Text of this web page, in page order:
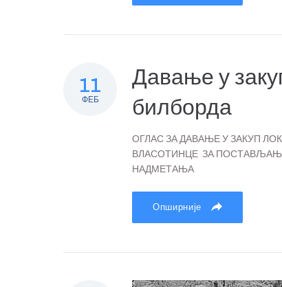
11
ФЕБ
Давање у
билборда
ОГЛАС ЗА ДАВАЊЕ У ЗАКУП
ВЛАСОТИНЦЕ ЗА
НАДМЕТАЊА
Опширније